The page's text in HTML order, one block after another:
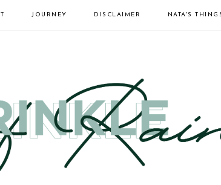
JOURNEY DISCLAIMER NATA'S